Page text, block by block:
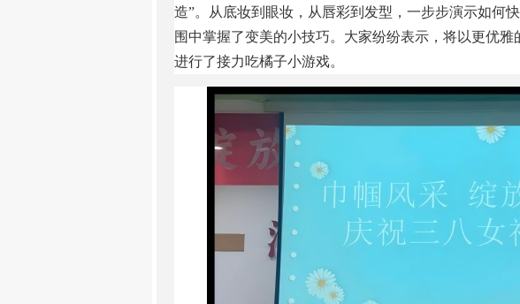
造”。从底妆到眼妆，从唇彩到发型，一步步演示如何
围中掌握了变美的小技巧。大家纷纷表示，将以更优
进行了接力吃橘子小游戏。